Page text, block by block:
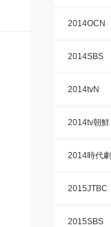
2014OCN
2014SBS
2014tvN
2014tv朝鮮
2014時代劇
2015JTBC
2015SBS